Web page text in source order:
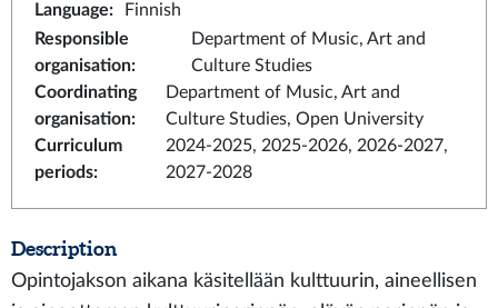
Language:
Finnish
Responsible
organisation:
Department of Music, Art and
Culture Studies
Coordinating
organisation:
Department of Music, Art and
Culture Studies, Open University
Curriculum
periods:
2024-2025, 2025-2026, 2026-2027,
2027-2028
Description
Opintojakson aikana käsitellään kulttuurin, aineellisen